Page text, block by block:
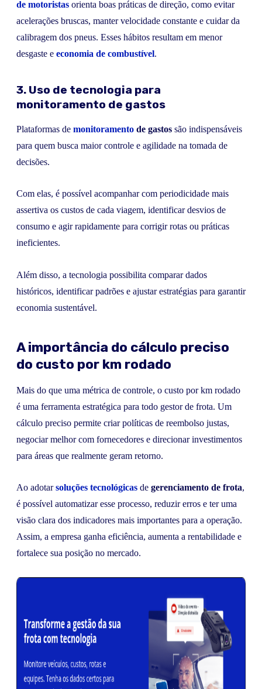
de motoristas orienta boas práticas de direção, como evitar
acelerações bruscas, manter velocidade constante e cuidar da
calibragem dos pneus. Esses hábitos resultam em menor
desgaste e economia de combustível.
3. Uso de tecnologia para
monitoramento de gastos
Plataformas de monitoramento de gastos são indispensáveis
para quem busca maior controle e agilidade na tomada de
decisões.
Com elas, é possível acompanhar com periodicidade mais
assertiva os custos de cada viagem, identificar desvios de
consumo e agir rapidamente para corrigir rotas ou práticas
ineficientes.
Além disso, a tecnologia possibilita comparar dados
históricos, identificar padrões e ajustar estratégias para garantir
economia sustentável.
A importância do cálculo preciso
do custo por km rodado
Mais do que uma métrica de controle, o custo por km rodado
é uma ferramenta estratégica para todo gestor de frota. Um
cálculo preciso permite criar políticas de reembolso justas,
negociar melhor com fornecedores e direcionar investimentos
para áreas que realmente geram retorno.
Ao adotarsoluções tecnológicas de gerenciamento de frota,
é possível automatizar esse processo, reduzir erros e ter uma
visão clara dos indicadores mais importantes para a operação.
Assim, a empresa ganha eficiência, aumenta a rentabilidade e
fortalece sua posição no mercado.